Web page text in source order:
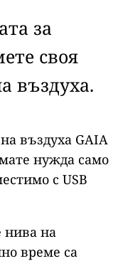
за
своя
въздуха.
въздуха GAIA
нужда само
с USB
нива на
време са